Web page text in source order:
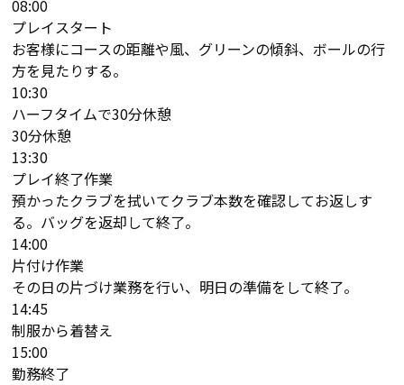
08:00
プレイスタート
お客様にコースの距離や風、グリーンの傾斜、ボールの行
方を見たりする。
10:30
ハーフタイムで30分休憩
30分休憩
13:30
プレイ終了作業
預かったクラブを拭いてクラブ本数を確認してお返しす
る。バッグを返却して終了。
14:00
片付け作業
その日の片づけ業務を行い、明日の準備をして終了。
14:45
制服から着替え
15:00
勤務終了